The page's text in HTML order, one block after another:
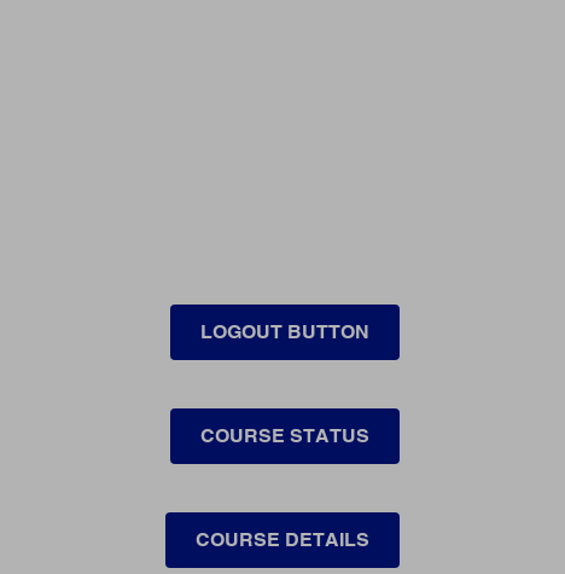
LOGOUT BUTTON
COURSE STATUS
COURSE DETAILS